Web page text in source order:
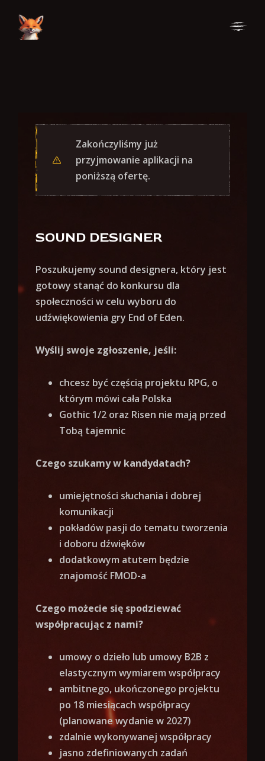
Navigation
Content
Zakończyliśmy już
przyjmowanie aplikacji na
poniższą ofertę.
SOUND DESIGNER
Poszukujemy sound designera, który jest
gotowy stanąć do konkursu dla
społeczności w celu wyboru do
udźwiękowienia gry End of Eden.
Wyślij swoje zgłoszenie, jeśli:
chcesz być częścią projektu RPG, o
którym mówi cała Polska
Gothic 1/2 oraz Risen nie mają przed
Tobą tajemnic
Czego szukamy w kandydatach?
umiejętności słuchania i dobrej
komunikacji
pokładów pasji do tematu tworzenia
i doboru dźwięków
dodatkowym atutem będzie
znajomość FMOD-a
Czego możecie się spodziewać
współpracując z nami?
umowy o dzieło lub umowy B2B z
elastycznym wymiarem współpracy
ambitnego, ukończonego projektu
po 18 miesiącach współpracy
(planowane wydanie w 2027)
zdalnie wykonywanej współpracy
jasno zdefiniowanych zadań